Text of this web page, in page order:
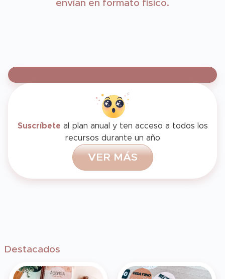
envían en formato físico.
Suscríbete al plan anual y ten acceso a todos los
recursos durante un año
VE R M ÁS
Destacados